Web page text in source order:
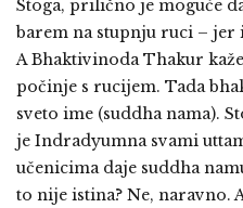
Stoga, prilično je moguće
barem na stupnju ruci – jer
A Bhaktivinoda Thakur
počinje s rucijem. Tada
sveto ime (suddha nama).
je Indradyumna svami
učenicima daje suddha
to nije istina? Ne, naravno.